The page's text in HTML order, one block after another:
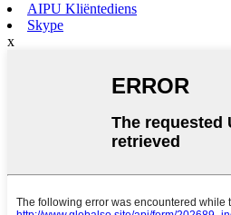
AIPU Kliëntediens
Skype
x